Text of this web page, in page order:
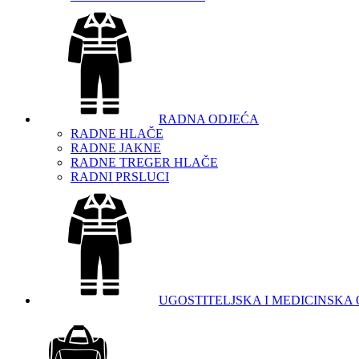
RADNA ODJEĆA
RADNE HLAČE
RADNE JAKNE
RADNE TREGER HLAČE
RADNI PRSLUCI
UGOSTITELJSKA I MEDICINSKA